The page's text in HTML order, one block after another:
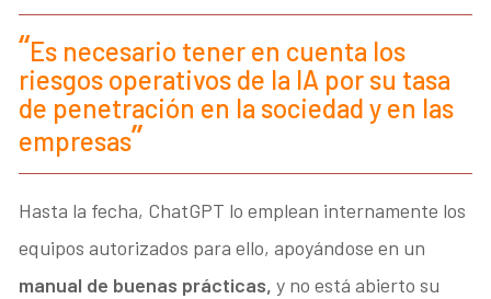
Es necesario tener en cuenta los
riesgos operativos de la IA por su tasa
de penetración en la sociedad y en las
empresas
Hasta la fecha, ChatGPT lo emplean internamente los
equipos autorizados para ello, apoyándose en un
manual de buenas prácticas, y no está abierto su